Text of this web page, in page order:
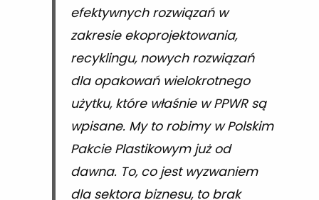
efektywnych rozwiązań w
zakresie ekoprojektowania,
recyklingu, nowych rozwiązań
dla opakowań wielokrotnego
użytku, które właśnie w PPWR są
wpisane. My to robimy w Polskim
Pakcie Plastikowym już od
dawna. To, co jest wyzwaniem
dla sektora biznesu, to brak